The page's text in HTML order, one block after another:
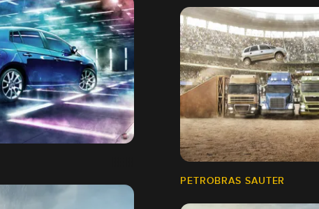
PETROBRAS SAUTER